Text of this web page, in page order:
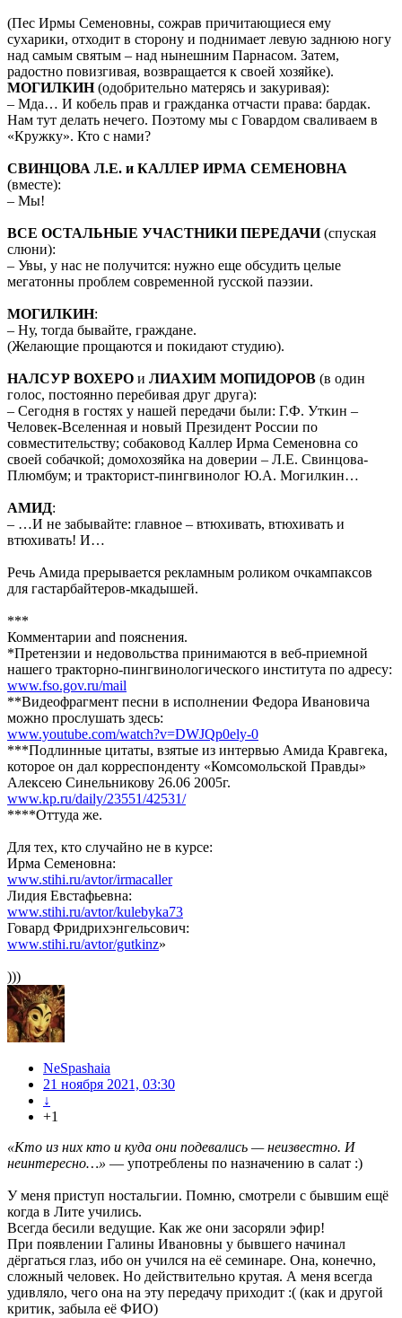
(Пес Ирмы Семеновны, сожрав причитающиеся ему
сухарики, отходит в сторону и поднимает левую заднюю ногу
над самым святым – над нынешним Парнасом. Затем,
радостно повизгивая, возвращается к своей хозяйке).
МОГИЛКИН(одобрительно матерясь и закуривая):
– Мда… И кобель прав и гражданка отчасти права: бардак.
Нам тут делать нечего. Поэтому мы с Говардом сваливаем в
«Кружку». Кто с нами?
СВИНЦОВА Л.Е. и КАЛЛЕР ИРМА СЕМЕНОВНА
(вместе):
– Мы!
ВСЕ ОСТАЛЬНЫЕ УЧАСТНИКИ ПЕРЕДАЧИ(спуская
слюни):
– Увы, у нас не получится: нужно еще обсудить целые
мегатонны проблем современной rусской паэзии.
МОГИЛКИН:
– Ну, тогда бывайте, граждане.
(Желающие прощаются и покидают студию).
НАЛСУР ВОХЕРО и ЛИАХИМ МОПИДОРОВ (в один
голос, постоянно перебивая друг друга):
– Сегодня в гостях у нашей передачи были: Г.Ф. Уткин –
Человек-Вселенная и новый Президент России по
совместительству; собаковод Каллер Ирма Семеновна со
своей собачкой; домохозяйка на доверии – Л.Е. Свинцова-
Плюмбум; и тракторист-пингвинолог Ю.А. Могилкин…
АМИД:
– …И не забывайте: главное – втюхивать, втюхивать и
втюхивать! И…
Речь Амида прерывается рекламным роликом очкампаксов
для гастарбайтеров-мкадышей.
***
Комментарии and пояснения.
*Претензии и недовольства принимаются в веб-приемной
нашего тракторно-пингвинологического института по адресу:
www.fso.gov.ru/mail
**Видеофрагмент песни в исполнении Федора Ивановича
можно прослушать здесь:
www.youtube.com/watch?v=DWJQp0ely-0
***Подлинные цитаты, взятые из интервью Амида Кравгека,
которое он дал корреспонденту «Комсомольской Правды»
Алексею Синельникову 26.06 2005г.
www.kp.ru/daily/23551/42531/
****Оттуда же.
Для тех, кто случайно не в курсе:
Ирма Семеновна:
www.stihi.ru/avtor/irmacaller
Лидия Евстафьевна:
www.stihi.ru/avtor/kulebyka73
Говард Фридрихэнгельсович:
www.stihi.ru/avtor/gutkinz»
)))
NeSpashaia
21 ноября 2021, 03:30
↓
+1
«Кто из них кто и куда они подевались — неизвестно. И
неинтересно…» — употреблены по назначению в салат :)
У меня приступ ностальгии. Помню, смотрели с бывшим ещё
когда в Лите учились.
Всегда бесили ведущие. Как же они засоряли эфир!
При появлении Галины Ивановны у бывшего начинал
дёргаться глаз, ибо он учился на её семинаре. Она, конечно,
сложный человек. Но действительно крутая. А меня всегда
удивляло, чего она на эту передачу приходит :( (как и другой
критик, забыла её ФИО)